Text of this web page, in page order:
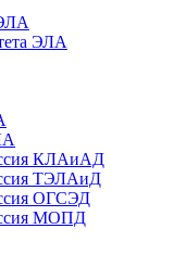
ЭЛА
КЛАиАД
ТЭЛАиД
ОГСЭД
МОПД